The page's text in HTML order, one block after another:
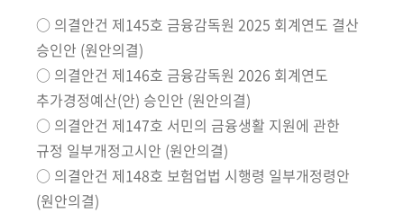
○ 의결안건 제145호 금융감독원 2025 회계연도 결산
승인안 (원안의결)
○ 의결안건 제146호 금융감독원 2026 회계연도
추가경정예산(안) 승인안 (원안의결)
○ 의결안건 제147호 서민의 금융생활 지원에 관한
규정 일부개정고시안 (원안의결)
○ 의결안건 제148호 보험업법 시행령 일부개정령안
(원안의결)